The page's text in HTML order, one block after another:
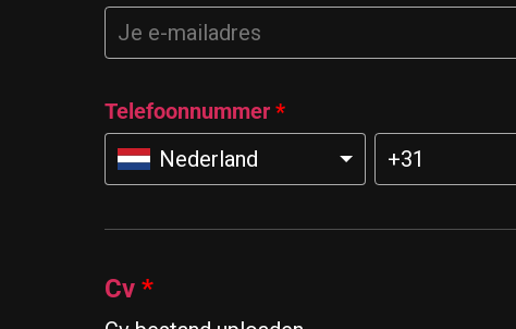
Telefoonnummer *
Nederland
Cv *